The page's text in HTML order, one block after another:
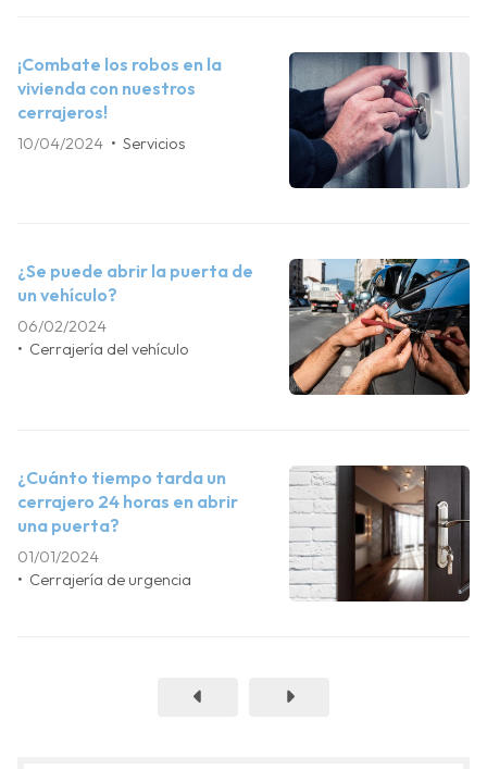
¡Combate los robos en la
vivienda con nuestros
cerrajeros!
10/04/2024 Servicios
¿Se puede abrir la puerta de
un vehículo?
06/02/2024
Cerrajería del vehículo
¿Cuánto tiempo tarda un
cerrajero 24 horas en abrir
una puerta?
01/01/2024
Cerrajería de urgencia